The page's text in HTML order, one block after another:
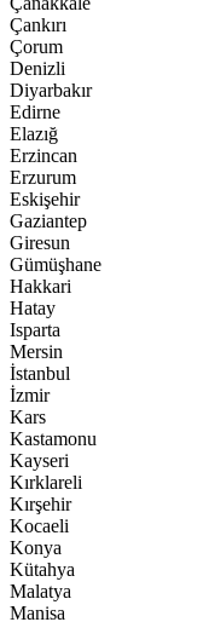
Çankırı
Çorum
Denizli
Diyarbakır
Edirne
Elazığ
Erzincan
Erzurum
Eskişehir
Gaziantep
Giresun
Gümüşhane
Hakkari
Hatay
Isparta
Mersin
İstanbul
İzmir
Kars
Kastamonu
Kayseri
Kırklareli
Kırşehir
Kocaeli
Konya
Kütahya
Malatya
Manisa